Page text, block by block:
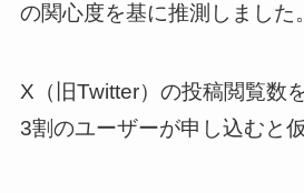
の関心度を基に推測しました。
X（旧Twitter）の投稿閲覧数
3割のユーザーが申し込むと